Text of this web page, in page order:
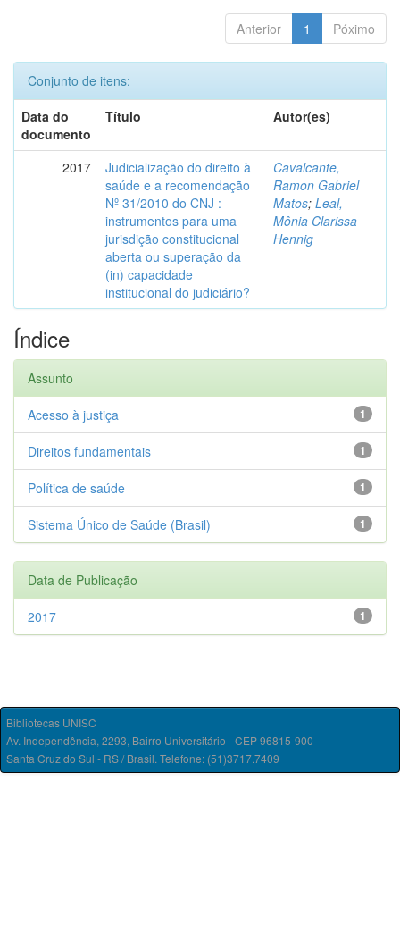
Anterior 1 Póximo
Conjunto de itens:
Data do
documento
Título Autor(es)
2017
Judicialização do direito à
saúde e a recomendação
Nº 31/2010 do CNJ :
instrumentos para uma
jurisdição constitucional
aberta ou superação da
(in) capacidade
institucional do judiciário?
Cavalcante,
Ramon Gabriel
Matos; Leal,
Mônia Clarissa
Hennig
Índice
Assunto
1
Acesso à justiça
1
Direitos fundamentais
1
Política de saúde
1
Sistema Único de Saúde (Brasil)
Data de Publicação
1
2017
Bibliotecas UNISC
Av. Independência, 2293, Bairro Universitário - CEP 96815-900
Santa Cruz do Sul - RS / Brasil. Telefone: (51)3717.7409